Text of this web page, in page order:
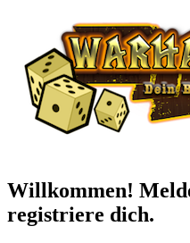
Willkommen!
registriere dich.